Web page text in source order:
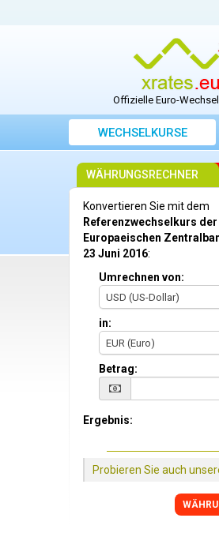
Offizielle Euro-
WECHSELKURSE
WÄHRUNGSRECHNER
Konvertieren Sie mit dem
Referenzwechselkurs der
Europaeischen
23 Juni 2016:
Umrechnen von:
USD (US-Dollar)
in:
EUR (Euro)
Betrag:
Ergebnis:
Probieren Sie auch